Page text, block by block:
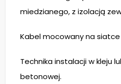
miedzianego, z izolacją
Kabel mocowany na
Technika instalacji w kleju
betonowej.